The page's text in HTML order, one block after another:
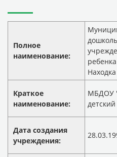
Полное
наименование:
Находка
Краткое
наименование:
МБДОУ
Дата создания
учреждения: